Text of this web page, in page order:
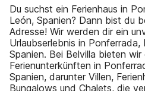
Du suchst ein Ferienhaus in
León, Spanien? Dann bist du
Adresse! Wir werden dir ein
Urlaubserlebnis in Ponferrada,
Spanien. Bei Belvilla bieten
Ferienunterkünften in
Spanien, darunter Villen,
Bungalows und Chalets, die